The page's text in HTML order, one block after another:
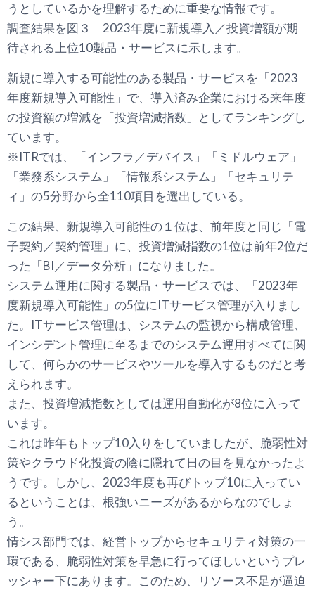
うとしているかを理解するために重要な情報です。
調査結果を図３ 2023年度に新規導入／投資増額が期
待される上位10製品・サービスに示します。
新規に導入する可能性のある製品・サービスを「2023
年度新規導入可能性」で、導入済み企業における来年度
の投資額の増減を「投資増減指数」としてランキングし
ています。
※ITRでは、「インフラ／デバイス」「ミドルウェア」
「業務系システム」「情報系システム」「セキュリテ
ィ」の5分野から全110項目を選出している。
この結果、新規導入可能性の１位は、前年度と同じ「電
子契約／契約管理」に、投資増減指数の1位は前年2位だ
った「BI／データ分析」になりました。
システム運用に関する製品・サービスでは、「2023年
度新規導入可能性」の5位にITサービス管理が入りまし
た。ITサービス管理は、システムの監視から構成管理、
インシデント管理に至るまでのシステム運用すべてに関
して、何らかのサービスやツールを導入するものだと考
えられます。
また、投資増減指数としては運用自動化が8位に入って
います。
これは昨年もトップ10入りをしていましたが、脆弱性対
策やクラウド化投資の陰に隠れて日の目を見なかったよ
うです。しかし、2023年度も再びトップ10に入ってい
るということは、根強いニーズがあるからなのでしょ
う。
情シス部門では、経営トップからセキュリティ対策の一
環である、脆弱性対策を早急に行ってほしいというプレ
ッシャー下にあります。このため、リソース不足が逼迫